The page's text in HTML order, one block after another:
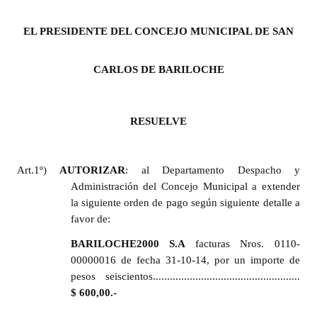
Registros y Distinciones
Periodistas Decanos - Registro
Ciudadano Ilustre - Registro
Huéspedes de Honor - Registro
Antiguos Pobladores - Registro
EL PRESIDENTE DEL CONCEJO MUNICIPAL DE SAN
CARLOS DE BARILOCHE
RESUELVE
Art.1º) AUTORIZAR: al Departamento Despacho y
Administración del Concejo Municipal a extender
la siguiente orden de pago según siguiente detalle a
favor de:
BARILOCHE2000 S.A
facturas Nros. 0110-
00000016 de fecha 31-10-14, por un importe de
pesos seiscientos....................................................
$ 600,00.-